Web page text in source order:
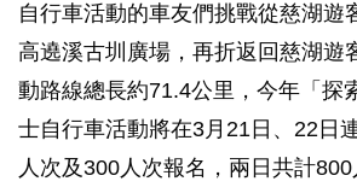
自行車活動的車友們挑戰從慈湖遊
高遶溪古圳廣場，再折返回慈湖遊
動路線總長約71.4公里，今年「探
士自行車活動將在3月21日、22日
人次及300人次報名，兩日共計